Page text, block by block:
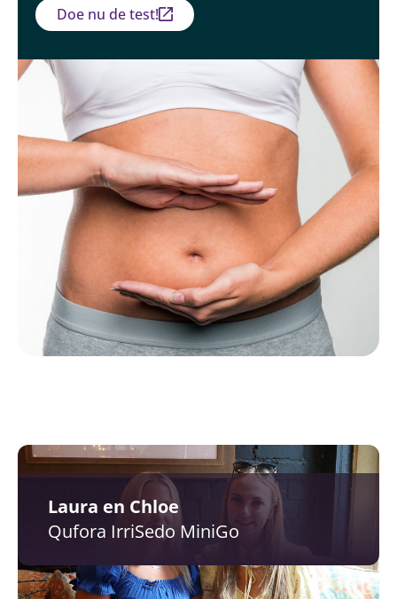
Doe nu de test!
Laura en Chloe
Qufora IrriSedo MiniGo